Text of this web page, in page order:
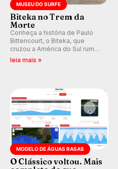
MUSEU DO SURFE
Biteka no Trem da
Morte
Conheça a história de Paulo
Bittencourt, o Biteka, que
cruzou a América do Sul rumo
ao Pacífico em uma jornada
que se tornou um marco de
leia mais »
MODELO DE ÁGUAS RASAS
O Clássico voltou. Mais